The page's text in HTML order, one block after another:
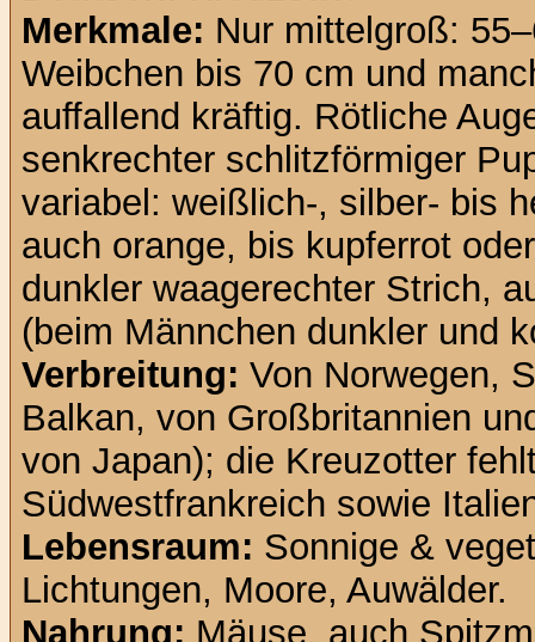
Merkmale: Nur mittelgroß:
Weibchen bis 70 cm und
auffallend kräftig. Rötliche
senkrechter schlitzförmiger
variabel: weißlich-, silber- bis
auch orange, bis kupferrot
dunkler waagerechter Strich,
(beim Männchen dunkler und
Verbreitung: Von Norwegen,
Balkan, von Großbritannien
von Japan); die Kreuzotter
Südwestfrankreich sowie
Lebensraum: Sonnige &
Lichtungen, Moore, Auwälder.
Nahrung: Mäuse, auch